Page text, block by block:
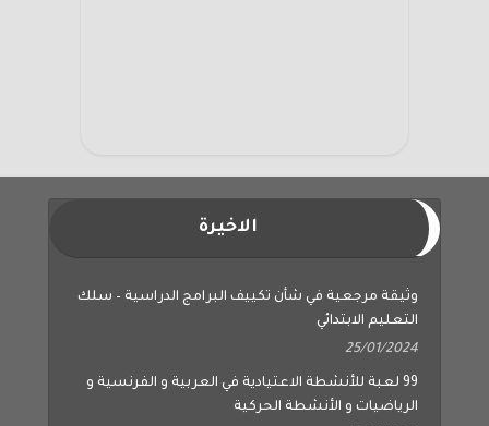
الاخيرة
وثيقة مرجعية في شأن تكييف البرامج الدراسية – سلك
التعليم الابتدائي
25/01/2024
99 لعبة للأنشطة الاعتيادية في العربية و الفرنسية و
الرياضيات و الأنشطة الحركية